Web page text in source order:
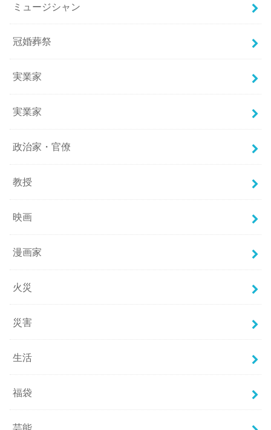
ミュージシャン
冠婚葬祭
実業家
実業家
政治家・官僚
教授
映画
漫画家
火災
災害
生活
福袋
芸能